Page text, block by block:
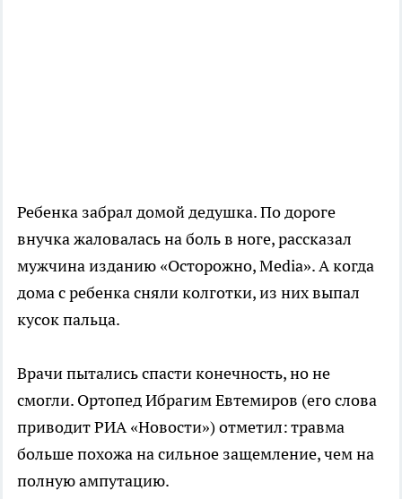
Ребенка забрал домой дедушка. По дороге
внучка жаловалась на боль в ноге, рассказал
мужчина изданию «Осторожно, Media». А когда
дома с ребенка сняли колготки, из них выпал
кусок пальца.
Врачи пытались спасти конечность, но не
смогли. Ортопед Ибрагим Евтемиров (его слова
приводит РИА «Новости») отметил: травма
больше похожа на сильное защемление, чем на
полную ампутацию.